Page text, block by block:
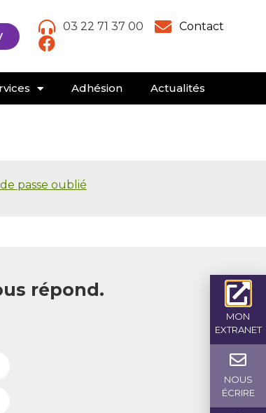
03 22 71 37 00 Contact
Adhésion Actualités
passe oublié
répond.
MON
EXTRANET
NOUS
ÉCRIRE